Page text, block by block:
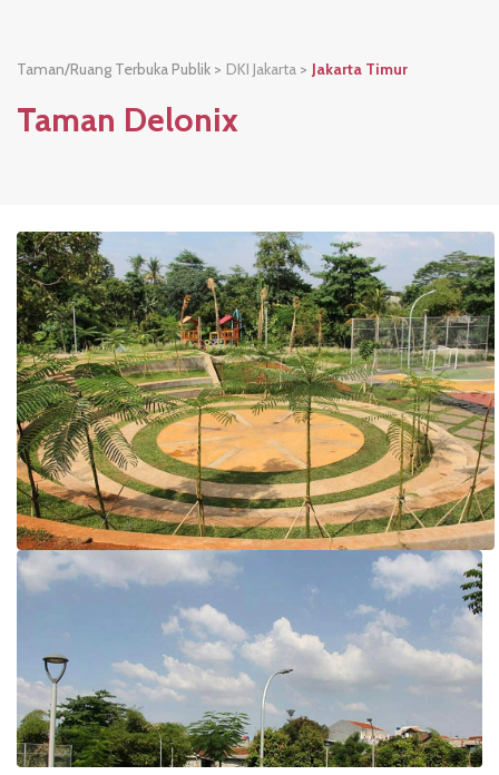
Taman/Ruang Terbuka Publik > DKI Jakarta > Jakarta Timur
Taman Delonix